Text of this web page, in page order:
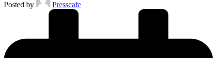
Posted by
Presscafe